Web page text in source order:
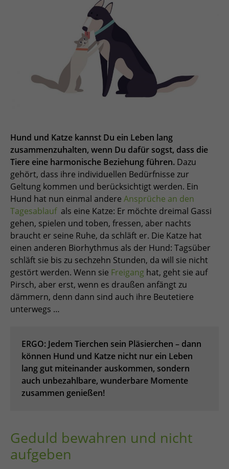
Hund und Katze kannst Du ein Leben lang
zusammenzuhalten, wenn Du dafür sogst, dass die
Tiere eine harmonische Beziehung führen. Dazu
gehört, dass ihre individuellen Bedürfnisse zur
Geltung kommen und berücksichtigt werden. Ein
Hund hat nun einmal andere Ansprüche an den
Tagesablauf als eine Katze: Er möchte dreimal Gassi
gehen, spielen und toben, fressen, aber nachts
braucht er seine Ruhe, da schläft er. Die Katze hat
einen anderen Biorhythmus als der Hund: Tagsüber
schläft sie bis zu sechzehn Stunden, da will sie nicht
gestört werden. Wenn sie Freigang hat, geht sie auf
Pirsch, aber erst, wenn es draußen anfängt zu
dämmern, denn dann sind auch ihre Beutetiere
unterwegs …
ERGO: Jedem Tierchen sein Pläsierchen – dann
können Hund und Katze nicht nur ein Leben
lang gut miteinander auskommen, sondern
auch unbezahlbare, wunderbare Momente
zusammen genießen!
Geduld bewahren und nicht
aufgeben